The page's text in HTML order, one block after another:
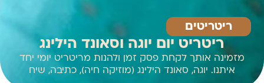
ריטריטים
ריטריט יום יוגה וסאונד הילינג
מזמינה אותך לקחת פסק זמן ולהנות מריטריט יומי יחד
איתנו. יוגה, סאונד הילינג (מוזיקה חיה), כתיבה, שיח